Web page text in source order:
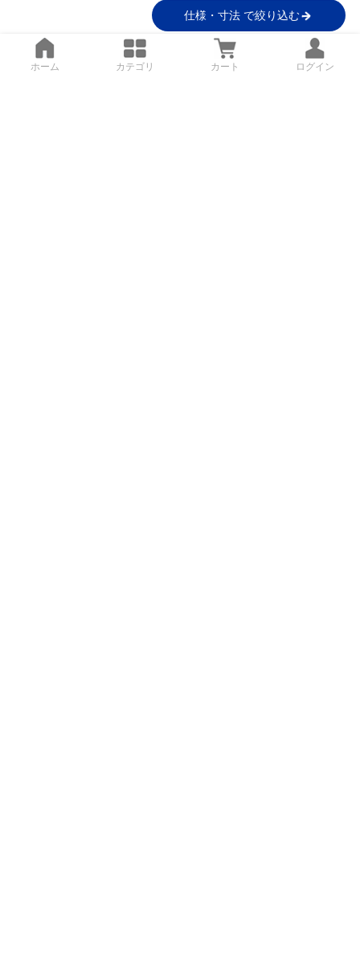
仕様・寸法 で絞り込む
ホーム カテゴリ カート ログイン